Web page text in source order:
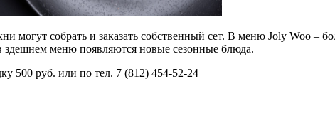
могут собрать и заказать собственный сет. В меню Joly Woo –
здешнем меню появляются новые сезонные блюда.
500 руб. или по тел. 7 (812) 454-52-24